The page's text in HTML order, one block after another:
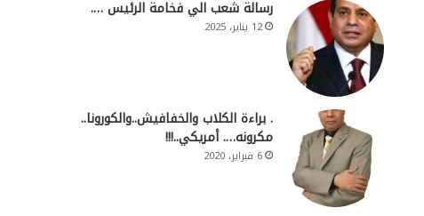
رسالة شعب الي فخامة الرئيس ….
12 يناير، 2025
. براءة الكلاب والخفافيش..والكورونا..
مكرونه…. أمريكي..!!!
6 فبراير، 2020